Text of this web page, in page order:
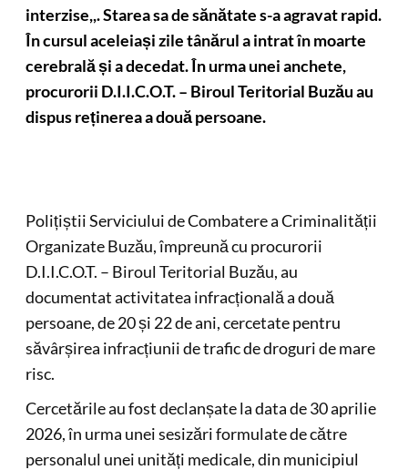
interzise,,. Starea sa de sănătate s-a agravat rapid.
În cursul aceleiași zile tânărul a intrat în moarte
cerebrală și a decedat. În urma unei anchete,
procurorii D.I.I.C.O.T. – Biroul Teritorial Buzău au
dispus reținerea a două persoane.
Polițiștii Serviciului de Combatere a Criminalității
Organizate Buzău, împreună cu procurorii
D.I.I.C.O.T. – Biroul Teritorial Buzău, au
documentat activitatea infracțională a două
persoane, de 20 și 22 de ani, cercetate pentru
săvârșirea infracțiunii de trafic de droguri de mare
risc.
Cercetările au fost declanșate la data de 30 aprilie
2026, în urma unei sesizări formulate de către
personalul unei unități medicale, din municipiul